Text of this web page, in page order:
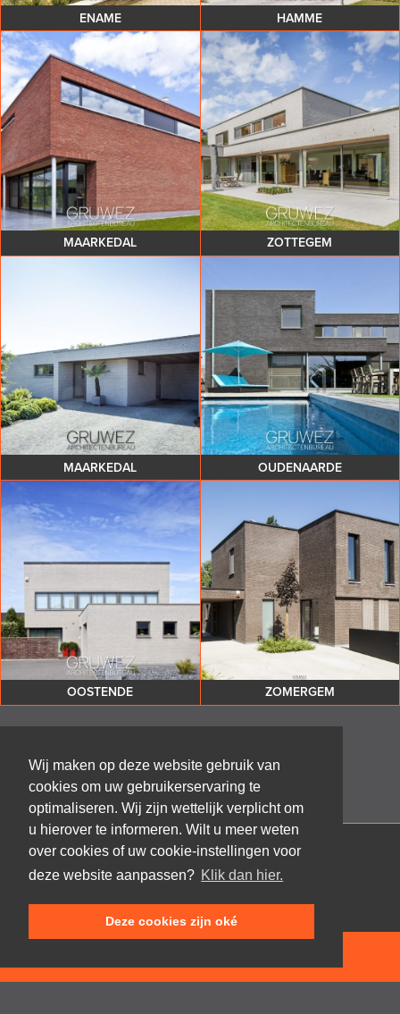
Wij maken op deze website gebruik van
cookies om uw gebruikerservaring te
optimaliseren. Wij zijn wettelijk verplicht om
u hierover te informeren. Wilt u meer weten
over cookies of uw cookie-instellingen voor
deze website aanpassen? Klik dan hier.
Deze cookies zijn oké
ENAME HAMME
MAARKEDAL ZOTTEGEM
MAARKEDAL OUDENAARDE
OOSTENDE ZOMERGEM
Architectenbureau Frank GRUWEZ bvba
9700 Oudenaarde
T +32 (0)55 45 53 63
Speldenstraat 10